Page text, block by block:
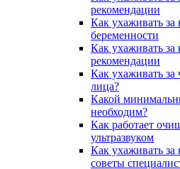
рекомендации
Как ухаживать
беременности
Как ухаживать
рекомендации
Как ухаживать за
лица?
Какой
необходим?
Как работает
ультразвуком
Как ухаживать за
советы